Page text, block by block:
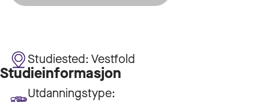
Studieinformasjon
Studiested:Vestfold
Utdanningstype: